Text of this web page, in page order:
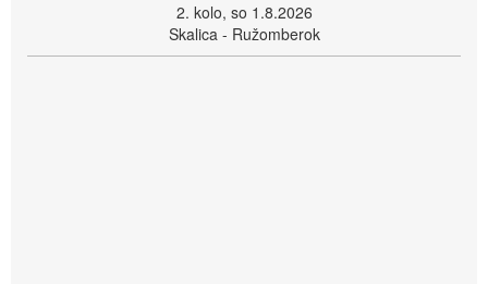
2. kolo, so 1.8.2026
Skalica - Ružomberok